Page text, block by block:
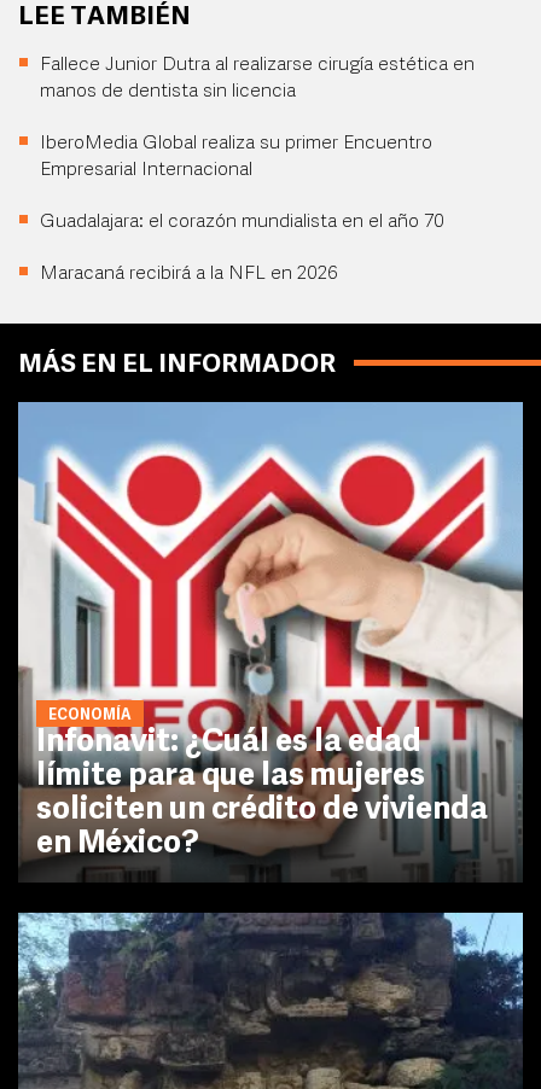
LEE TAMBIÉN
Fallece Junior Dutra al realizarse cirugía estética en
manos de dentista sin licencia
IberoMedia Global realiza su primer Encuentro
Empresarial Internacional
Guadalajara: el corazón mundialista en el año 70
Maracaná recibirá a la NFL en 2026
MÁS EN EL INFORMADOR
ECONOMÍA
Infonavit: ¿Cuál es la edad
límite para que las mujeres
soliciten un crédito de vivienda
en México?